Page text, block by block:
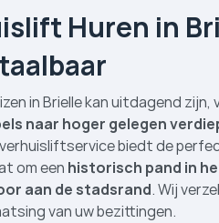
Huren in
in Brielle kan uitdagend
naar hoger gelegen
biedt de
om een historisch pand in
aan de stadsrand. Wij
van uw bezittingen.